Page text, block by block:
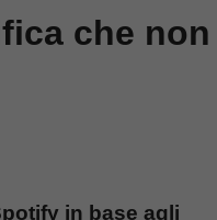
che non
in base agli